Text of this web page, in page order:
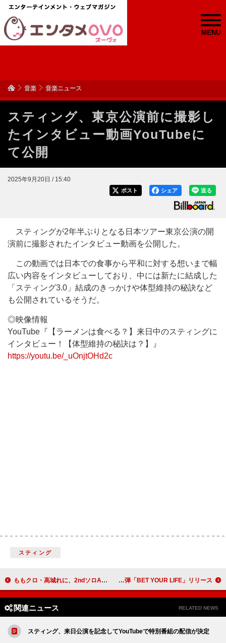
MENU
音楽 音楽ニュース
スティング、東京公演前に撮影し
たインタビュー動画YouTubeに
て公開
2025年9月20日 / 15:40
送る
シェア
ポスト
スティングが2年半ぶりとなる日本ツアー東京公演の開
演前に撮影されたインタビュー動画を公開した。
この動画では日本での食事から平和に対する想いまで幅
広い内容をインタビューしており、中には新たに結成した
「スティング3.0」結成のきっかけや体型維持の秘訣など
も公開されているそうだ。
◎映像情報
YouTube『【ラーメンは食べる？】来日中のスティングに
インタビュー！【体型維持の秘訣は？】』
https://youtu.be/_uOnjtOHd2c
スティング
ももクロ・高城れに、2ndソロAL『OTOGIMASHOU』新曲「おとぎましょう」MV公開 ONE OR EIGHT、挑戦のアンセム第2弾「BET YOUR LIFE」リリース
関連ニュース RELATED NEWS
スティング、来日公演を記念してYouTubeで特別番組の配信が決定